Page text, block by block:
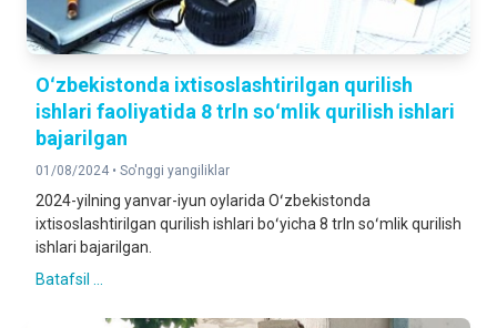
Oʻzbekistonda ixtisoslashtirilgan qurilish
ishlari faoliyatida 8 trln soʻmlik qurilish ishlari
bajarilgan
01/08/2024 • So'nggi yangiliklar
2024-yilning yanvar-iyun oylarida Oʻzbekistonda
ixtisoslashtirilgan qurilish ishlari boʻyicha 8 trln soʻmlik qurilish
ishlari bajarilgan.
Batafsil ...